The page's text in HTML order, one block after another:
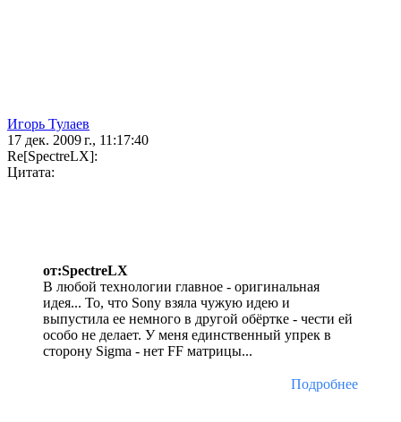
Игорь Тулаев
17 дек. 2009 г., 11:17:40
Re[SpectreLX]:
Цитата:
от:SpectreLX
В любой технологии главное - оригинальная
идея... То, что Sony взяла чужую идею и
выпустила ее немного в другой обёртке - чести ей
особо не делает. У меня единственный упрек в
сторону Sigma - нет FF матрицы...
Подробнее